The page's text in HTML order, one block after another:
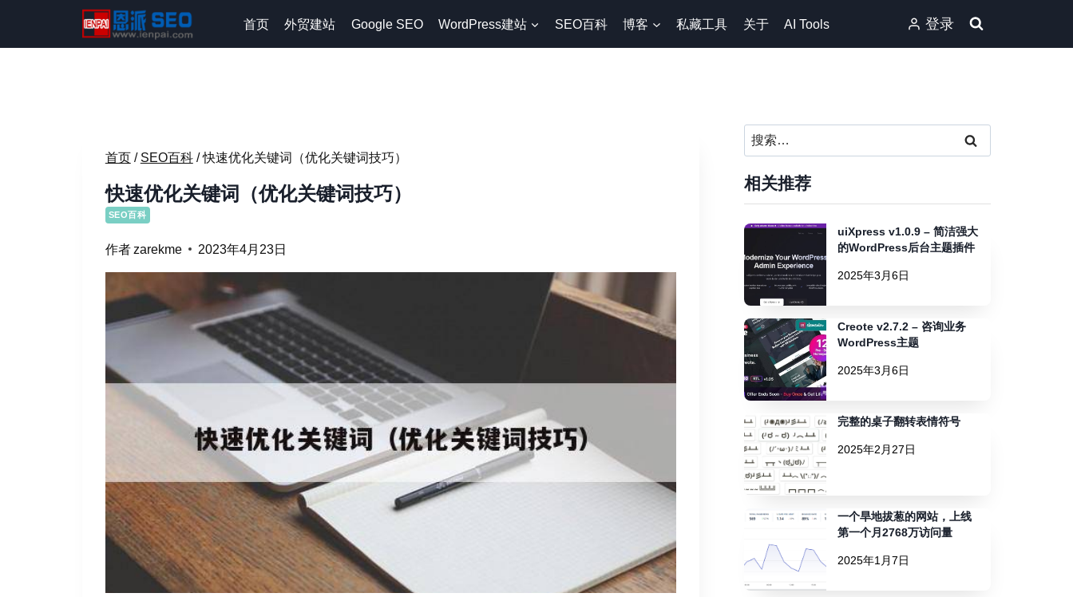
内
首页 外贸建站 Google SEO WordPress建站 SEO百科 博客 私藏工具 关于 AI Tools 登录
首页 / SEO百科 / 快速优化关键词（优化关键词技巧）
快速优化关键词（优化关键词技巧）
SEO百科
作者zarekme 2023年4月23日
搜
索：
相关推荐
uiXpress v1.0.9 – 简洁强大
的WordPress后台主题插件
2025年3月6日
Creote v2.7.2 – 咨询业务
WordPress主题
2025年3月6日
完整的桌子翻转表情符号
2025年2月27日
一个旱地拔葱的网站，上线
第一个月2768万访问量
2025年1月7日